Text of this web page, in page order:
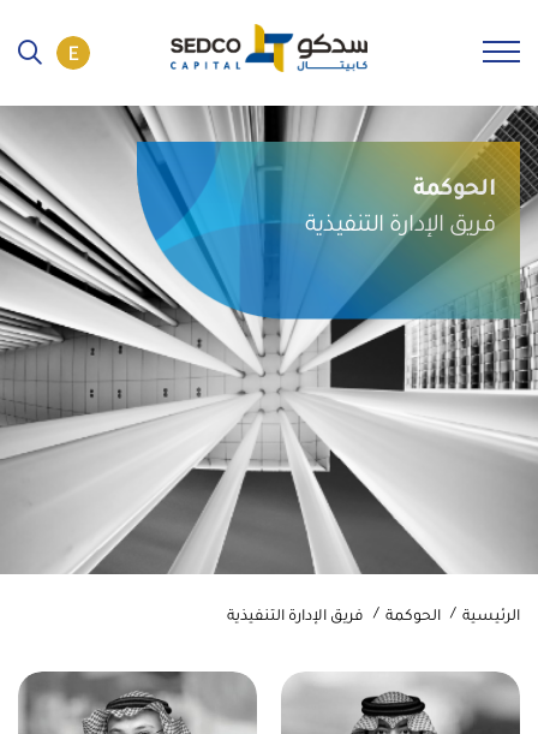
الحوكمة
فريق الإدارة التنفيذية
الرئيسية الحوكمة فريق الإدارة التنفيذية